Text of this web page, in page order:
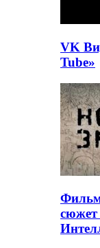
VK
Tube»
сюжет